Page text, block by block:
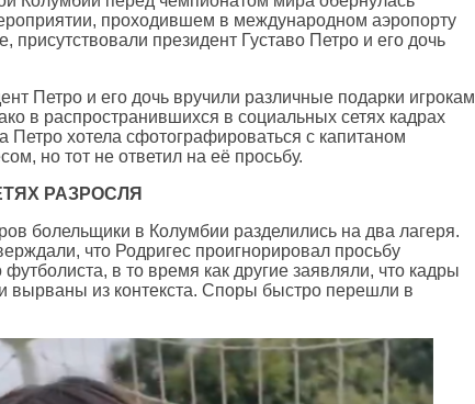
проходившем в международном аэропорту
присутствовали президент Густаво Петро и его дочь
Петро и его дочь вручили различные подарки игрокам
в распространившихся в социальных сетях кадрах
Петро хотела сфотографироваться с капитаном
но тот не ответил на её просьбу.
РАЗРОСЛЯ
болельщики в Колумбии разделились на два лагеря.
что Родригес проигнорировал просьбу
футболиста, в то время как другие заявляли, что кадры
вырваны из контекста. Споры быстро перешли в